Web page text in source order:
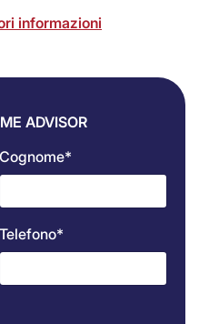
informazioni
ADVISOR
Cognome*
Telefono*